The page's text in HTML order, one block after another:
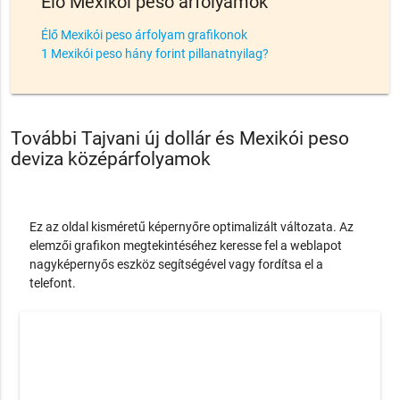
Élő Mexikói peso árfolyam grafikonok
1 Mexikói peso hány forint pillanatnyilag?
További Tajvani új dollár és Mexikói peso
deviza középárfolyamok
Ez az oldal kisméretű képernyőre optimalizált változata. Az
elemzői grafikon megtekintéséhez keresse fel a weblapot
nagyképernyős eszköz segítségével vagy fordítsa el a
telefont.